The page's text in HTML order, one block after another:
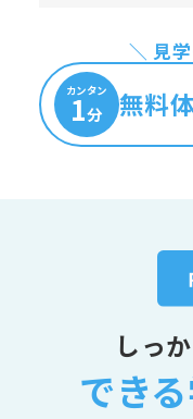
＼ 見
カンタン
1分 無料
しっ
でき